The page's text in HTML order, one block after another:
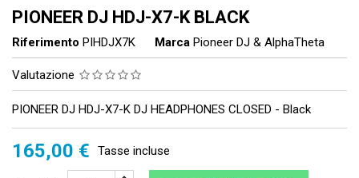
PIONEER DJ HDJ-X7-K BLACK
Riferimento PIHDJX7K Marca Pioneer DJ & AlphaTheta
Valutazione
PIONEER DJ HDJ-X7-K DJ HEADPHONES CLOSED - Black
165,00 € Tasse incluse